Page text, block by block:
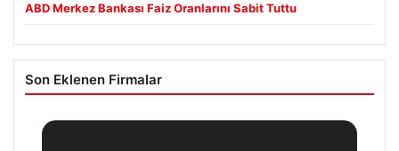
ABD Merkez Bankası Faiz Oranlarını Sabit Tuttu
Son Eklenen Firmalar